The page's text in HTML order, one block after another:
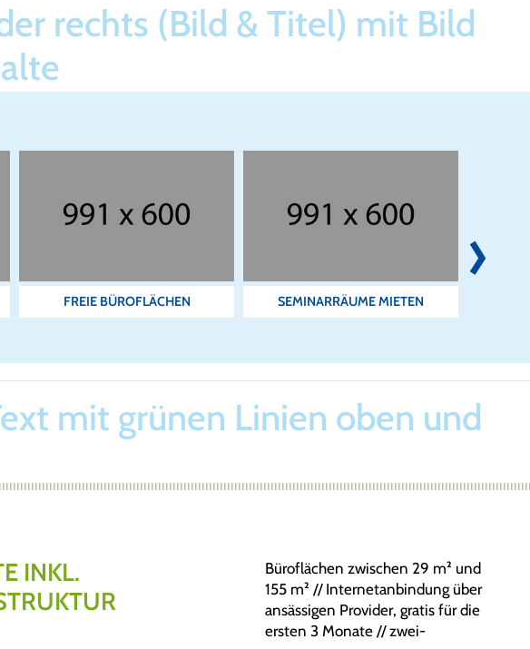
rechts (Bild & Titel) mit Bild
FREIE BÜROFLÄCHEN SEMINARRÄUME MIETEN
Next
mit grünen Linien oben und
INKL.
Büroflächen zwischen 29 m² und
155 m² // Internetanbindung über
ansässigen Provider, gratis für die
ersten 3 Monate // zwei-